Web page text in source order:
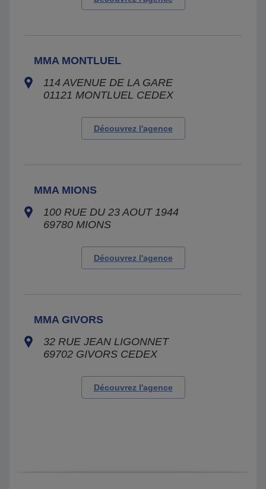
MMA MONTLUEL
114 AVENUE DE LA GARE
01121 MONTLUEL CEDEX
Découvrez l'agence
MMA MIONS
100 RUE DU 23 AOUT 1944
69780 MIONS
Découvrez l'agence
MMA GIVORS
32 RUE JEAN LIGONNET
69702 GIVORS CEDEX
Découvrez l'agence